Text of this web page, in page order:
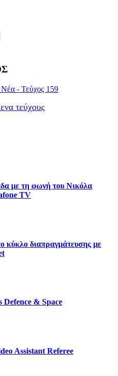
τεύχους
με τη φωνή του Νικόλα
TV
κύκλο διαπραγμάτευσης με
& Space
Assistant Referee